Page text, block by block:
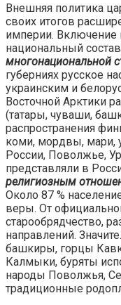
Внешняя политика
своих итогов
империи.
национальный
многонациональной
губерниях русское
украинским и
Восточной Арктики
(татары, чуваши,
распространения
коми, мордвы, мари,
России, Поволжье,
представляли в
религиозным
Около 87 %
веры. От
старообрядчество,
направлений.
башкиры, горцы
Калмыки, буряты
народы Поволжья,
традиционные